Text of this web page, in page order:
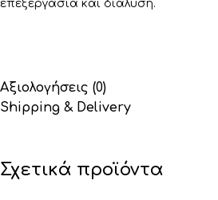
επεξεργασία και διάλυση.
Αξιολογήσεις (0)
Shipping & Delivery
Σχετικά προϊόντα